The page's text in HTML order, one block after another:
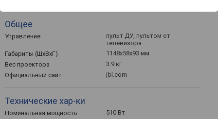
Общее
Управление
пульт ДУ, пультом от
телевизора
Габариты (ШхВхГ)
1148x58x93 мм
Вес проектора
3.9 кг
Официальный сайт
jbl.com
Технические хар-ки
Номинальная мощность
510 Вт